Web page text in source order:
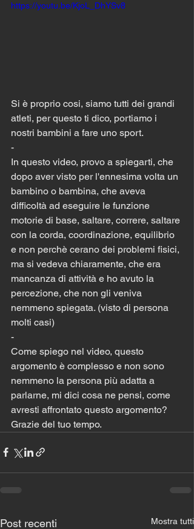
https://youtu.be/KjoL_DhYSv8
Si è proprio cosi, siamo tutti dei grandi
atleti, per questo ti dico, portiamo i
nostri bambini a fare uno sport.
-
In questo video, provo a spiegarti, che
dopo aver visto per l'ennesima volta un
bambino o bambina, che aveva
difficoltà ad eseguire le funzione
motorie di base, saltare, correre, saltare
con la corda, coordinazione, equilibrio
e non perchè cerano dei problemi fisici,
ma si vedeva chiaramente, che era
mancanza di attività e ho avuto la
percezione, che non gli veniva
nemmeno spiegata. (visto di persona
molti casi)
-
Come spiego nel video, questo
argomento è complesso e non sono
nemmeno la persona più adatta a
parlarne, mi dici cosa ne pensi, come
avresti affrontato questo argomento?
Grazie del tuo tempo.
Post recenti Mostra tutti